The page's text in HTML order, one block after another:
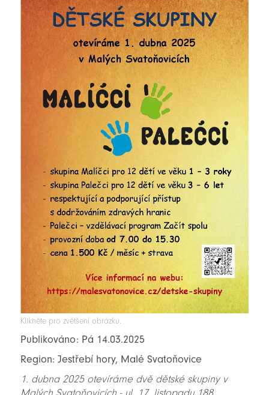
Klikněte pro zvětšení obrázku.
Publikováno: Pá 14.03.2025
Region: Jestřebí hory, Malé Svatoňovice
1. dubna 2025 otevíráme dvě dětské skupiny v